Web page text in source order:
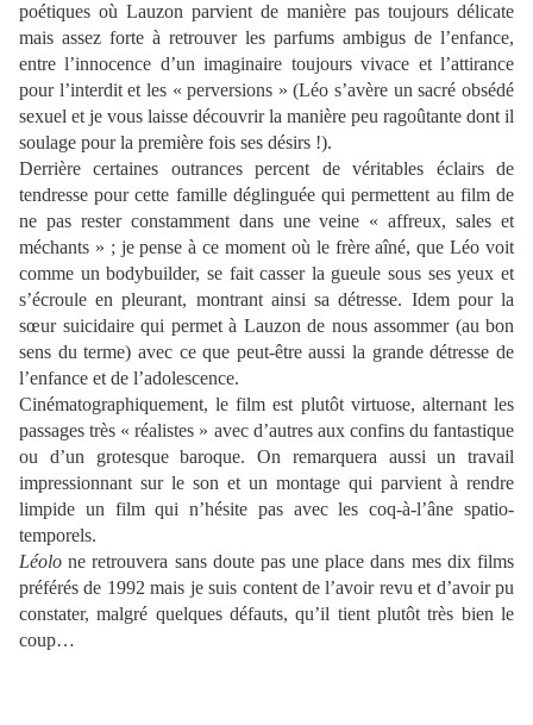
poétiques où Lauzon parvient de manière pas toujours délicate
mais assez forte à retrouver les parfums ambigus de l’enfance,
entre l’innocence d’un imaginaire toujours vivace et l’attirance
pour l’interdit et les « perversions » (Léo s’avère un sacré obsédé
sexuel et je vous laisse découvrir la manière peu ragoûtante dont il
soulage pour la première fois ses désirs !).
Derrière certaines outrances percent de véritables éclairs de
tendresse pour cette famille déglinguée qui permettent au film de
ne pas rester constamment dans une veine « affreux, sales et
méchants » ; je pense à ce moment où le frère aîné, que Léo voit
comme un bodybuilder, se fait casser la gueule sous ses yeux et
s’écroule en pleurant, montrant ainsi sa détresse. Idem pour la
sœur suicidaire qui permet à Lauzon de nous assommer (au bon
sens du terme) avec ce que peut-être aussi la grande détresse de
l’enfance et de l’adolescence.
Cinématographiquement, le film est plutôt virtuose, alternant les
passages très « réalistes » avec d’autres aux confins du fantastique
ou d’un grotesque baroque. On remarquera aussi un travail
impressionnant sur le son et un montage qui parvient à rendre
limpide un film qui n’hésite pas avec les coq-à-l’âne spatio-
temporels.
Léolo ne retrouvera sans doute pas une place dans mes dix films
préférés de 1992 mais je suis content de l’avoir revu et d’avoir pu
constater, malgré quelques défauts, qu’il tient plutôt très bien le
coup…